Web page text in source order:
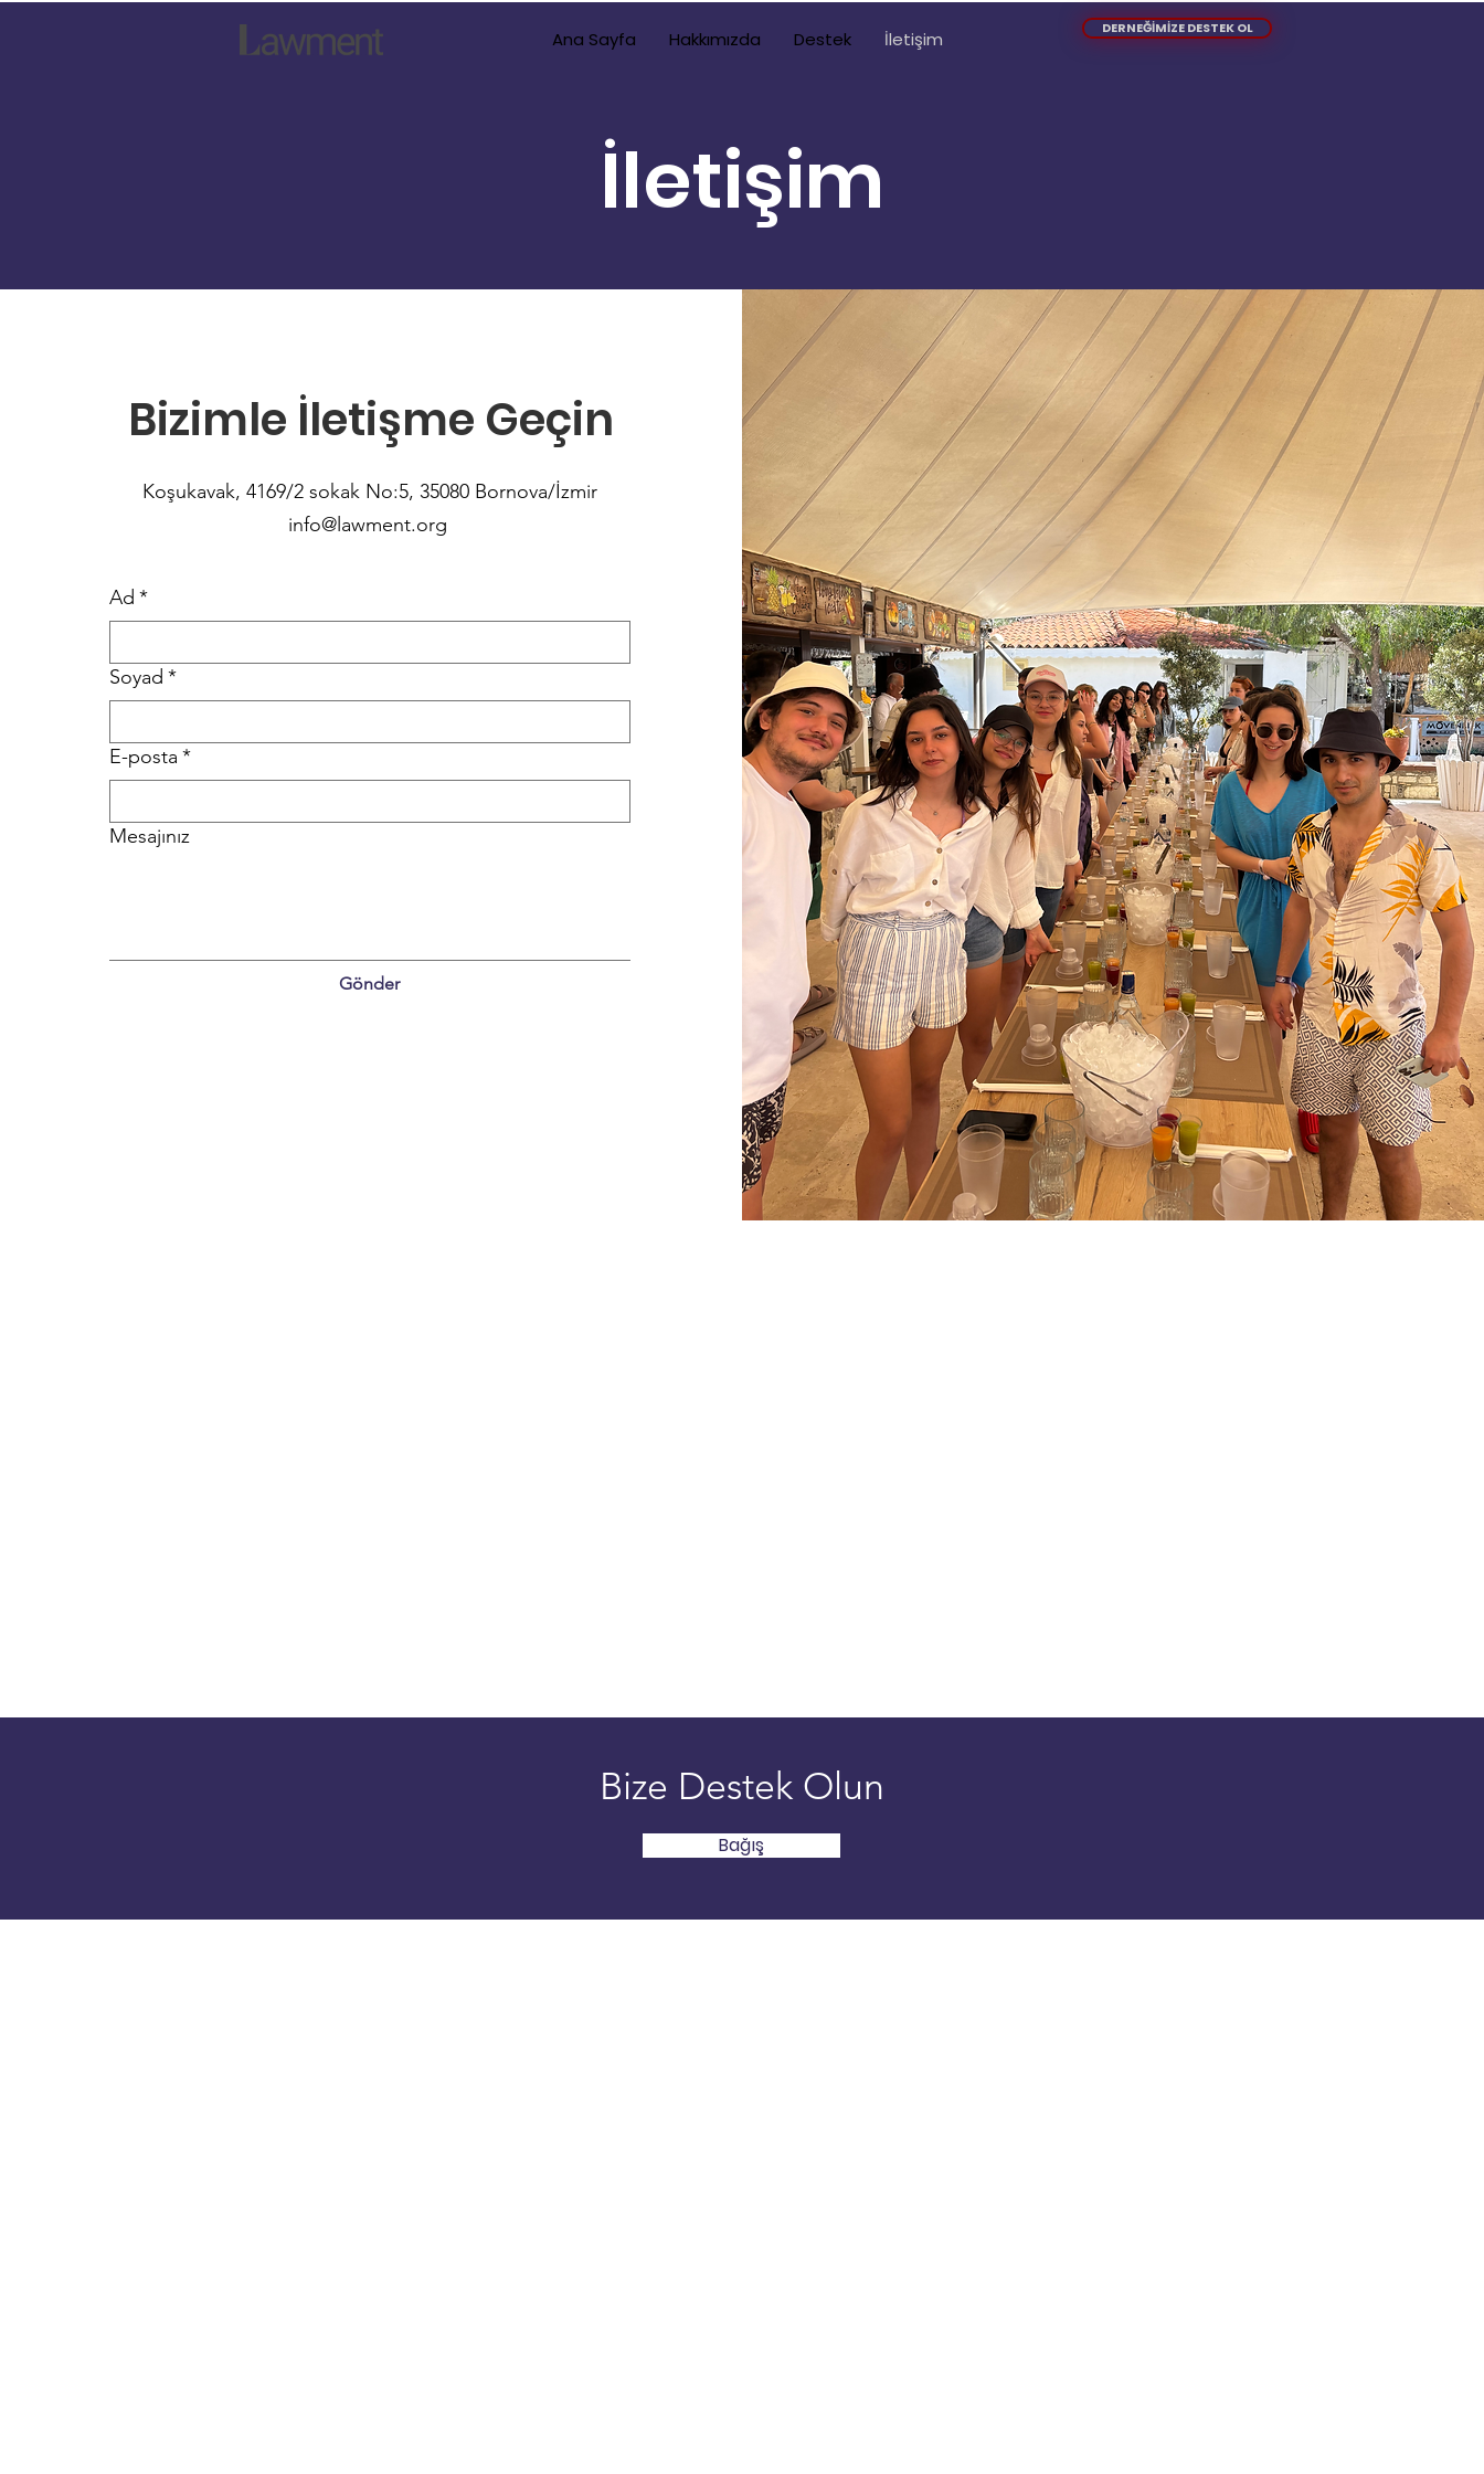
Ana Sayfa Hakkımızda Destek İletişim DERNEĞİMİZE DESTEK OL
İletişim
Bizimle İletişme Geçin
Koşukavak, 4169/2 sokak No:5, 35080 Bornova/İzmir
info@lawment.org
Ad *
Soyad *
E-posta *
Mesajınız
Gönder
Bize Destek Olun
Bağış